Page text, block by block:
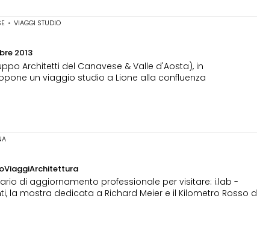
• VIAGGI STUDIO
2013
Architetti del Canavese & Valle d'Aosta), in
un viaggio studio a Lione alla confluenza
di aggiornamento professionale per visitare: i.lab -
la mostra dedicata a Richard Meier e il Kilometro Rosso